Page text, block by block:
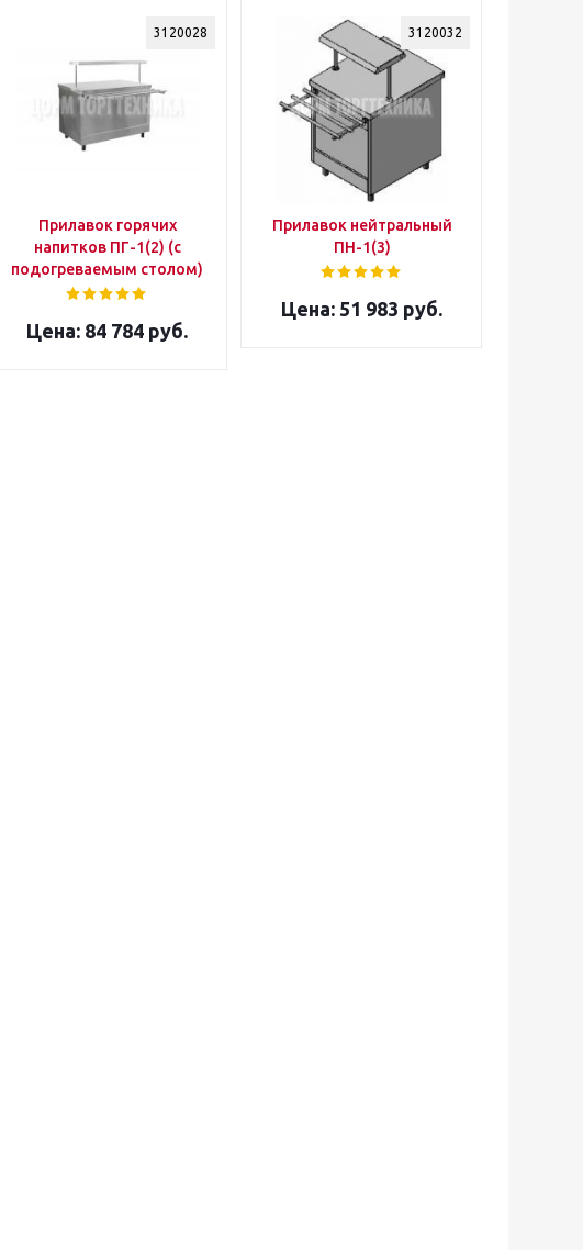
3120028
Прилавок горячих
напитков ПГ-1(2) (с
подогреваемым столом)
84 784 руб.
3120032
Прилавок нейтральный
ПН-1(3)
51 983 руб.